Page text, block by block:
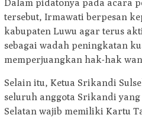
Dalam pidatonya pada acara
tersebut, Irmawati berpesan
kabupaten Luwu agar terus
sebagai wadah peningkatan
memperjuangkan hak-hak
Selain itu, Ketua Srikandi
seluruh anggota Srikandi
Selatan wajib memiliki Kartu